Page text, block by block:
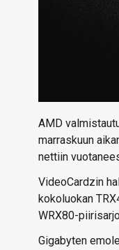
AMD
marraskuun
nettiin
VideoCardzin
kokoluokan
WRX80-
Gigabyten